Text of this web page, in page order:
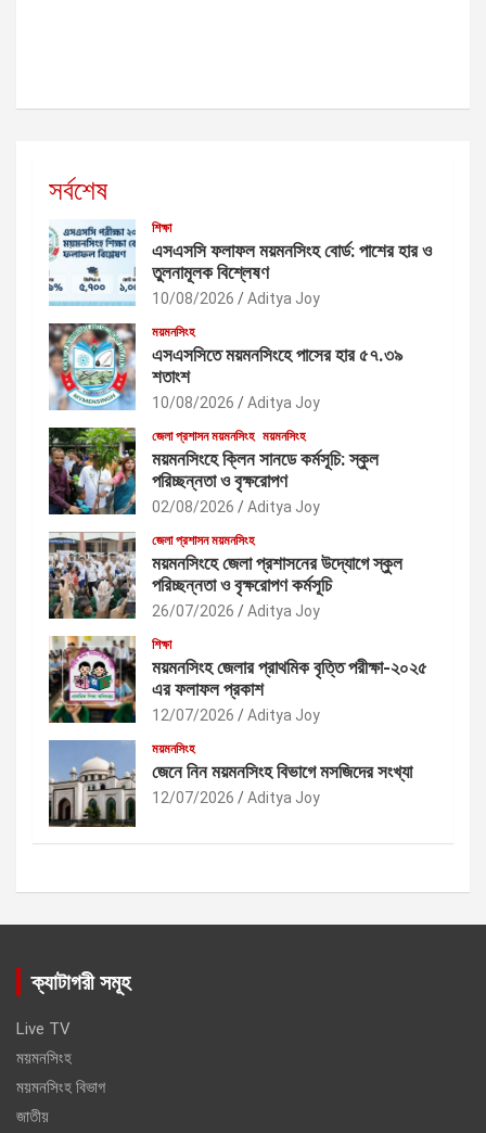
সর্বশেষ
শিক্ষা
এসএসসি ফলাফল ময়মনসিংহ বোর্ড: পাশের হার ও
তুলনামূলক বিশ্লেষণ
10/08/2026 Aditya Joy
ময়মনসিংহ
এসএসসিতে ময়মনসিংহে পাসের হার ৫৭.৩৯
শতাংশ
10/08/2026 Aditya Joy
জেলা প্রশাসন ময়মনসিংহ ময়মনসিংহ
ময়মনসিংহে ক্লিন সানডে কর্মসূচি: স্কুল
পরিচ্ছন্নতা ও বৃক্ষরোপণ
02/08/2026 Aditya Joy
জেলা প্রশাসন ময়মনসিংহ
ময়মনসিংহে জেলা প্রশাসনের উদ্যোগে স্কুল
পরিচ্ছন্নতা ও বৃক্ষরোপণ কর্মসূচি
26/07/2026 Aditya Joy
শিক্ষা
ময়মনসিংহ জেলার প্রাথমিক বৃত্তি পরীক্ষা-২০২৫
এর ফলাফল প্রকাশ
12/07/2026 Aditya Joy
ময়মনসিংহ
জেনে নিন ময়মনসিংহ বিভাগে মসজিদের সংখ্যা
12/07/2026 Aditya Joy
ক্যাটাগরী সমূহ
Live TV
ময়মনসিংহ
ময়মনসিংহ বিভাগ
জাতীয়